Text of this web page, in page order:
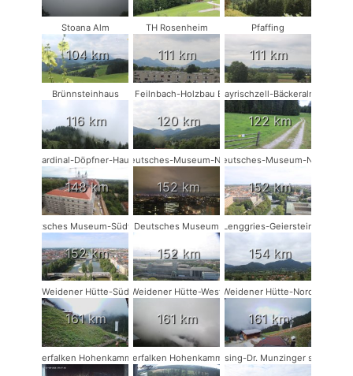
Stoana Alm
104 km
TH Rosenheim
111 km
Pfaffing
111 km
Brünnsteinhaus
116 km
Bad Feilnbach-Holzbau Eder
120 km
Bayrischzell-Bäckeralm
122 km
Kardinal-Döpfner-Haus
148 km
Deutsches-Museum-NW
152 km
Deutsches-Museum-NO
152 km
Deutsches Museum-Südwest
152 km
Deutsches Museum
152 km
Lenggries-Geierstein
154 km
Weidener Hütte-Süd
161 km
Weidener Hütte-West
161 km
Weidener Hütte-Nord
161 km
Wanderfalken Hohenkammer #1Wanderfalken Hohenkammer #2Münsing-Dr. Munzinger sport